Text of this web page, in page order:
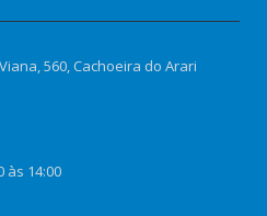
560, Cachoeira do Arari
às 14:00